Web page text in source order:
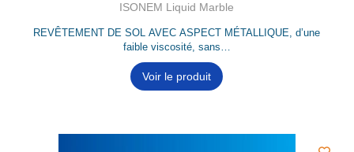
ISONEM Liquid Marble
REVÊTEMENT DE SOL AVEC ASPECT MÉTALLIQUE, d’une
faible viscosité, sans…
Voir le produit